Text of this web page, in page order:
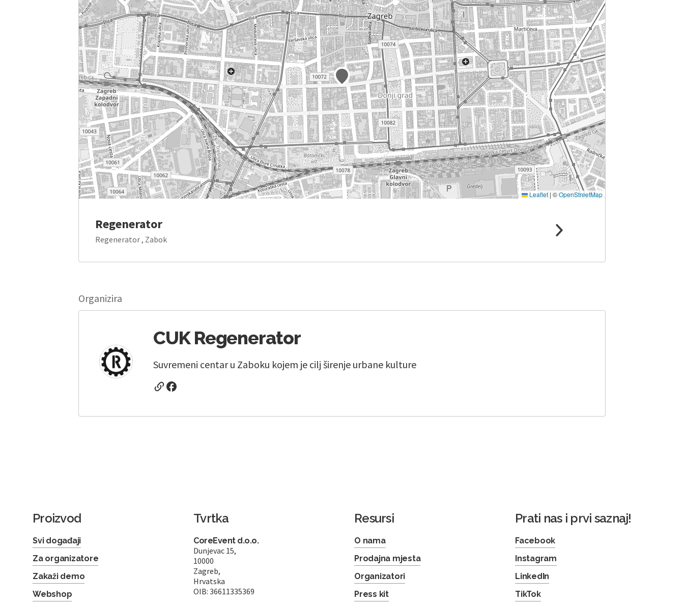
Leaflet | ©OpenStreetMap
Regenerator
Regenerator , Zabok
Organizira
CUK Regenerator
Suvremeni centar u Zaboku kojem je cilj širenje urbane kulture
Proizvod
Svi događaji
Za organizatore
Zakaži demo
Webshop
Tvrtka
CoreEvent d.o.o.
Dunjevac 15,
10000
Zagreb,
Hrvatska
OIB: 36611335369
Resursi
O nama
Prodajna mjesta
Organizatori
Press kit
Prati nas i prvi saznaj!
Facebook
Instagram
LinkedIn
TikTok